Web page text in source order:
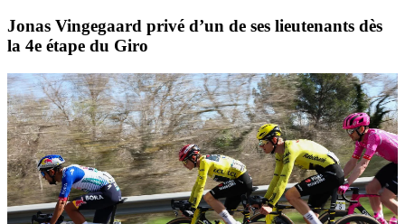
Jonas Vingegaard privé d’un de ses lieutenants dès
la 4e étape du Giro